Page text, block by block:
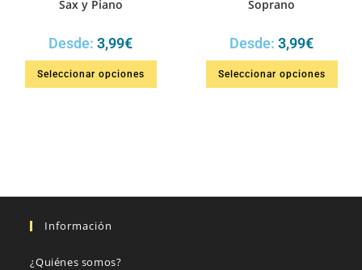
Sax y Piano
Desde: 3,99€
Seleccionar opciones
Soprano
Desde: 3,99€
Seleccionar opciones
Información
¿Quiénes somos?